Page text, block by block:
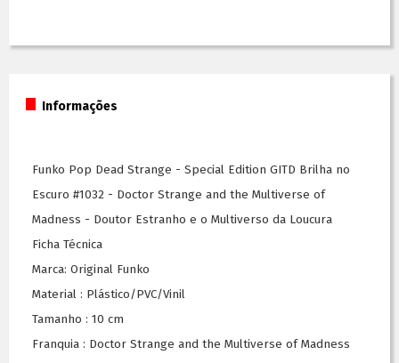
Informações
Funko Pop Dead Strange - Special Edition GITD Brilha no
Escuro #1032 - Doctor Strange and the Multiverse of
Madness - Doutor Estranho e o Multiverso da Loucura
Ficha Técnica
Marca: Original Funko
Material : Plástico/PVC/Vinil
Tamanho : 10 cm
Franquia : Doctor Strange and the Multiverse of Madness